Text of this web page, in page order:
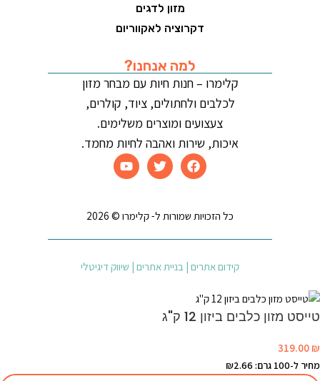
מזון לדגים
דקרוציה לאקווריום
למה אנחנו?
קלימרו – חנות חיות עם מבחר מזון
לכלבים ולחתולים, ציוד, קולרים,
צעצועים ומוצרים משלימים.
איכות, שירות ואהבה לחיות מחמד.
כל הזכויות שמורות ל- קלימרו © 2026
קידום אתרים | בניית אתרים | שיווק דיגיטלי
טייסט מזון כלבים ביזון 12 ק"ג
319.00 ₪
מחיר ל-100 גרם: ₪2.66